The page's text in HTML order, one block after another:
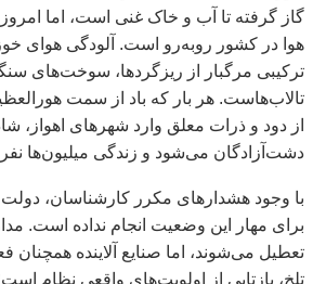
گاز گرفته تا آب و خاک غنی است، اما امروز
هوا در کشور روبه‌رو است. آلودگی هوای
ترکیبی مرگبار از ریزگردها، سوخت‌های
تالاب‌هاست. هر بار که باد از سمت
از دود و ذرات معلق وارد شهرهای اهواز،
دشت‌آزادگان می‌شود و زندگی میلیون‌ها
با وجود هشدارهای مکرر کارشناسان، دولت
تعطیل می‌شوند، اما صنایع آلاینده همچنان
تلخ، بازتابی از اولویت‌های واقعی نظام